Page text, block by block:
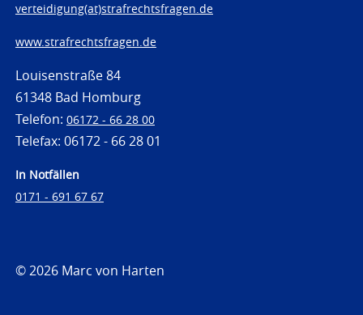
verteidigung(at)strafrechtsfragen.de
www.strafrechtsfragen.de
Louisenstraße 84
61348 Bad Homburg
Telefon: 06172 - 66 28 00
Telefax: 06172 - 66 28 01
In Notfällen
0171 - 691 67 67
© 2026 Marc von Harten